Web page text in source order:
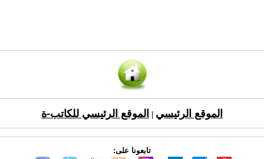
الموقع الرئيسي الموقع الرئيسي للكاتب-ة
تابعونا على: